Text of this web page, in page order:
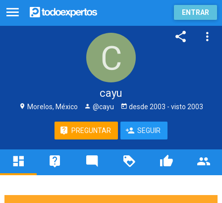
ENTRAR
cayu
Morelos, México @cayu desde 2003 - visto 2003
PREGUNTAR SEGUIR